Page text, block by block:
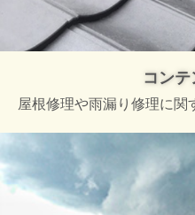
コン
屋根修理や雨漏り修理に関